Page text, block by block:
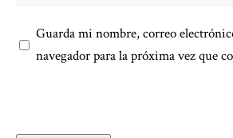
Guarda mi nombre, correo
navegador para la próxima vez que